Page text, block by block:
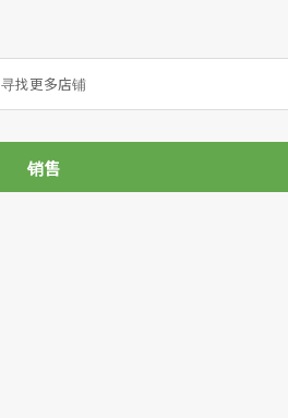
寻找更多店铺
销售